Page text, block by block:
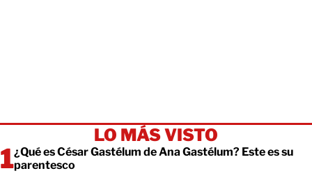
LO MÁS VISTO
¿Qué es César Gastélum de Ana Gastélum? Este es su
parentesco